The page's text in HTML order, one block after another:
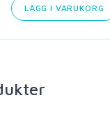
LÄGG I VARUKORG